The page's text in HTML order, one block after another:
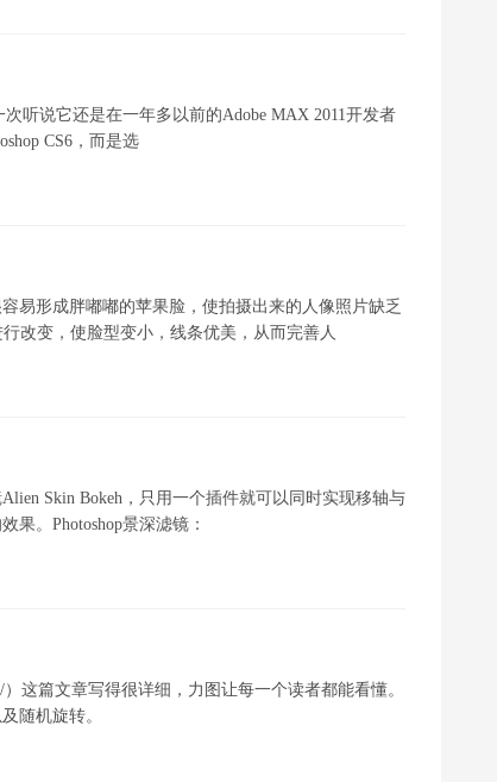
听说它还是在一年多以前的Adobe MAX 2011开发者
CS6，而是选
易形成胖嘟嘟的苹果脸，使拍摄出来的人像照片缺乏
改变，使脸型变小，线条优美，从而完善人
Skin Bokeh，只用一个插件就可以同时实现移轴与
果。Photoshop景深滤镜：
这篇文章写得很详细，力图让每一个读者都能看懂。
随机旋转。